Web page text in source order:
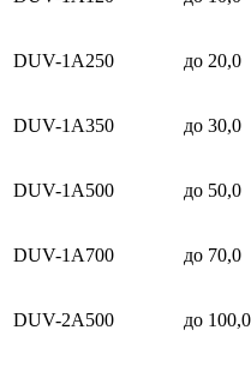
DUV-1A250 до 20,0
DUV-1A350 до 30,0
DUV-1A500 до 50,0
DUV-1A700 до 70,0
DUV-2A500 до 100,0